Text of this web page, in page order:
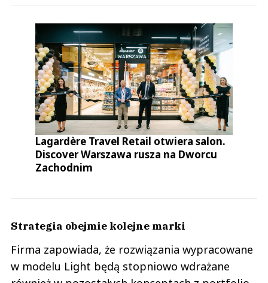
Lagardère Travel Retail otwiera salon.
Discover Warszawa rusza na Dworcu
Zachodnim
Strategia obejmie kolejne marki
Firma zapowiada, że rozwiązania wypracowane
w modelu Light będą stopniowo wdrażane